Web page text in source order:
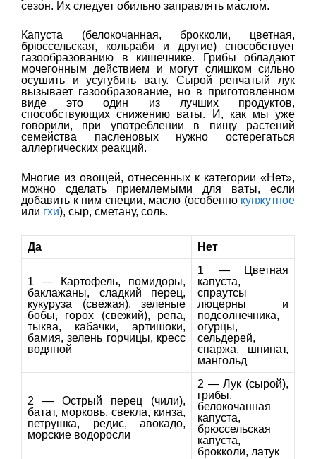
сезон. Их следует обильно заправлять маслом.
Капуста (белокочанная, брокколи, цветная,
брюссельская, кольраби и другие) способствует
газообразованию в кишечнике. Грибы обладают
мочегонным действием и могут слишком сильно
осушить и усугубить вату. Сырой репчатый лук
вызывает газообразование, но в приготовленном
виде это один из лучших продуктов,
способствующих снижению ваты. И, как мы уже
говорили, при употреблении в пищу растений
семейства пасленовых нужно остерегаться
аллергических реакций.
Многие из овощей, отнесенных к категории «Нет»,
можно сделать приемлемыми для ваты, если
добавить к ним специи, масло (особенно кунжутное
или гхи), сыр, сметану, соль.
Да Нет
1 — Картофель, помидоры,
баклажаны, сладкий перец,
кукуруза (свежая), зеленые
бобы, горох (свежий), репа,
тыква, кабачки, артишоки,
бамия, зелень горчицы, кресс
водяной
1 — Цветная
капуста,
спраутсы
люцерны и
подсолнечника,
огурцы,
сельдерей,
спаржа, шпинат,
мангольд
2 — Острый перец (чили),
батат, морковь, свекла, кинза,
петрушка, редис, авокадо,
морские водоросли
2 — Лук (сырой),
грибы,
белокочанная
капуста,
брюссельская
капуста,
брокколи, латук